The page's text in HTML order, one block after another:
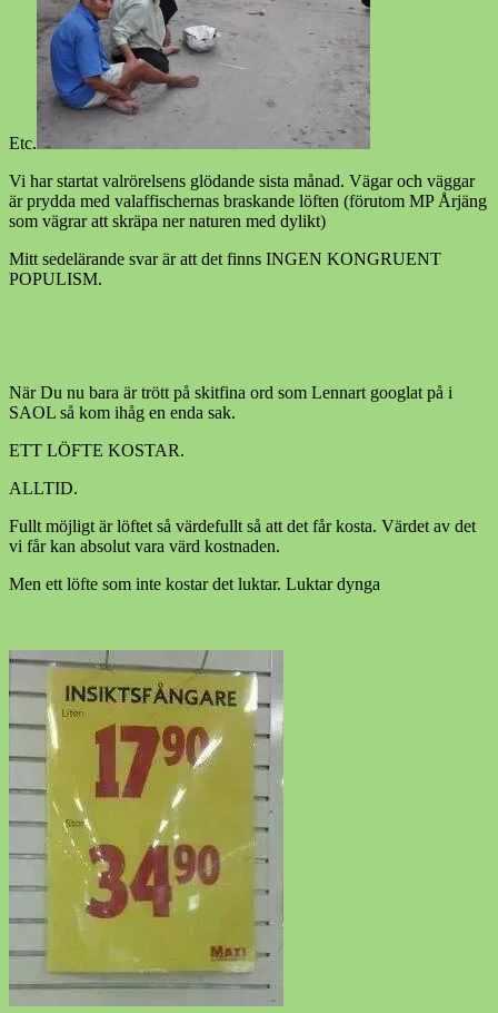
Etc.
Vi har startat valrörelsens glödande sista månad. Vägar och väggar
är prydda med valaffischernas braskande löften (förutom MP Årjäng
som vägrar att skräpa ner naturen med dylikt)
Mitt sedelärande svar är att det finns INGEN KONGRUENT
POPULISM.
När Du nu bara är trött på skitfina ord som Lennart googlat på i
SAOL så kom ihåg en enda sak.
ETT LÖFTE KOSTAR.
ALLTID.
Fullt möjligt är löftet så värdefullt så att det får kosta. Värdet av det
vi får kan absolut vara värd kostnaden.
Men ett löfte som inte kostar det luktar. Luktar dynga